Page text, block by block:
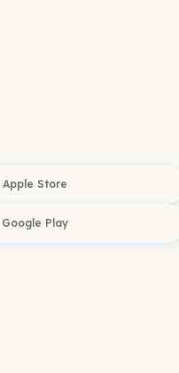
Apple Store
Google Play